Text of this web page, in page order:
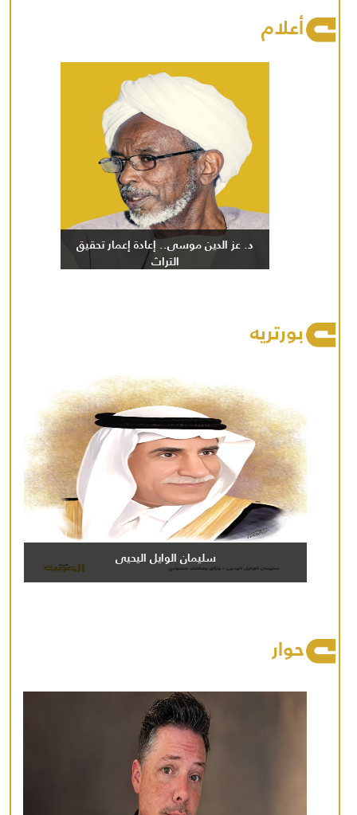
أعلام
د. عز الدين موسى.. إعادة إعمار تحقيق
التراث
بورتريه
سليمان الوايل اليحيى
حوار